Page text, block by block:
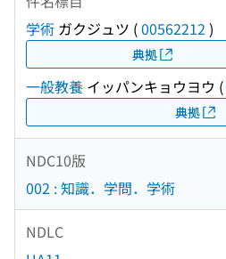
学術 ガクジュツ (00562212 )
典拠
一般教養 イッパンキョウヨウ (
典拠
NDC10版
002 : 知識．学問．学術
NDLC